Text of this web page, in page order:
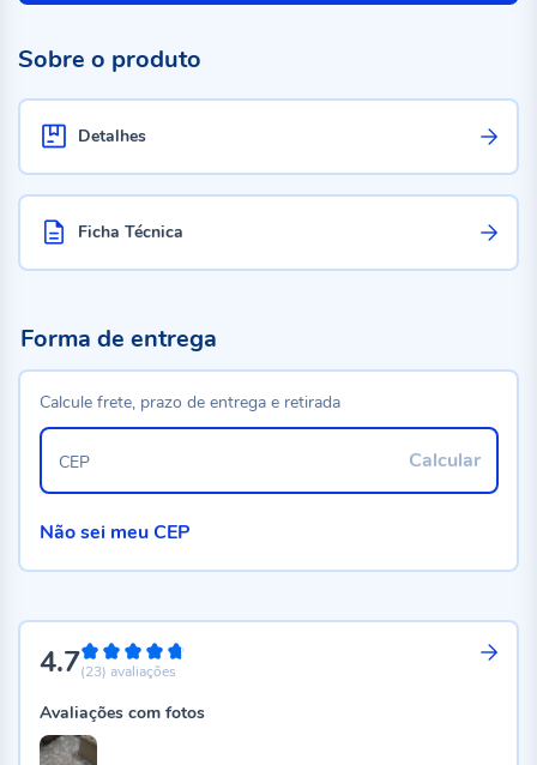
Sobre o produto
Detalhes
Ficha Técnica
4.794%
(23) avaliações
Avaliações com fotos
Forma de entrega
Calcule frete, prazo de entrega e retirada
Calcular
CEP
Não sei meu CEP